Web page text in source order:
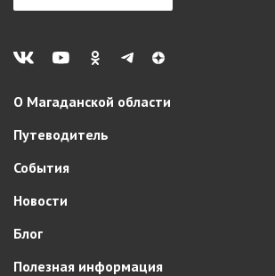
О Магаданской области
Путеводитель
События
Новости
Блог
Полезная информация